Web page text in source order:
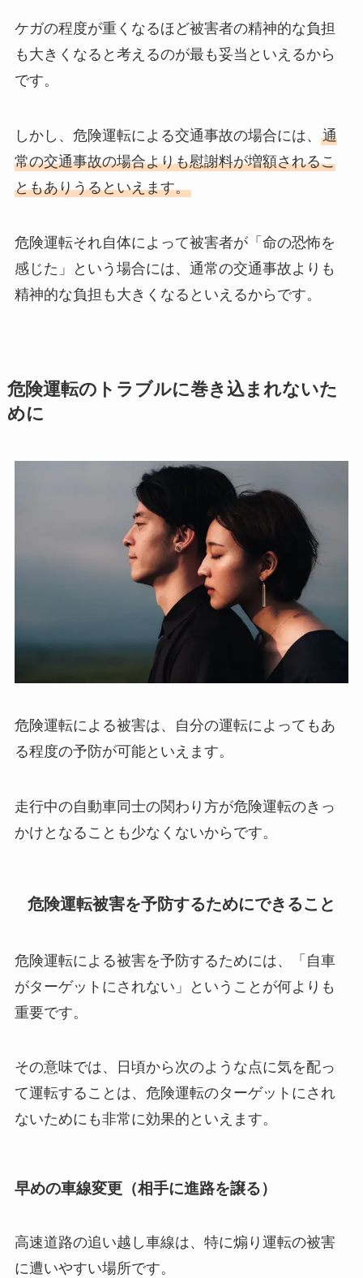
ケガの程度が重くなるほど被害者の精神的な負担
も大きくなると考えるのが最も妥当といえるから
です。
しかし、危険運転による交通事故の場合には、 通
常の交通事故の場合よりも慰謝料が増額されるこ
ともありうるといえます。
危険運転それ自体によって被害者が「命の恐怖を
感じた」という場合には、通常の交通事故よりも
精神的な負担も大きくなるといえるからです。
危険運転のトラブルに巻き込まれないた
めに
危険運転による被害は、自分の運転によってもあ
る程度の予防が可能といえます。
走行中の自動車同士の関わり方が危険運転のきっ
かけとなることも少なくないからです。
危険運転被害を予防するためにできること
危険運転による被害を予防するためには、「自車
がターゲットにされない」ということが何よりも
重要です。
その意味では、日頃から次のような点に気を配っ
て運転することは、危険運転のターゲットにされ
ないためにも非常に効果的といえます。
早めの車線変更（相手に進路を譲る）
高速道路の追い越し車線は、特に煽り運転の被害
に遭いやすい場所です。